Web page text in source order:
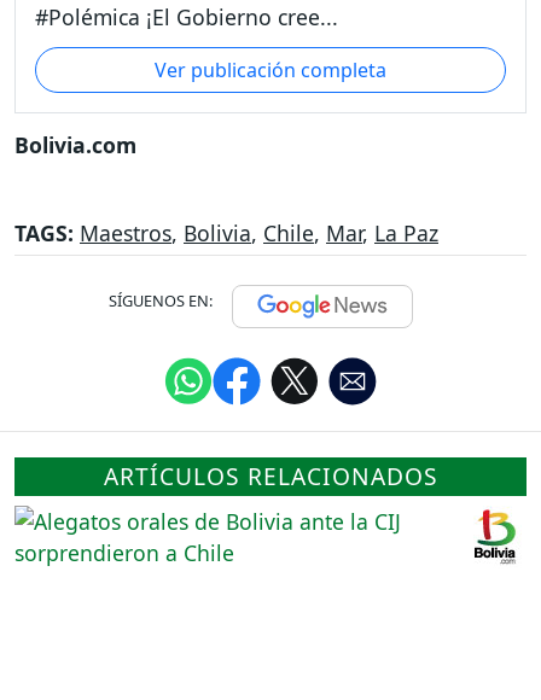
#Polémica ¡El Gobierno cree...
Ver publicación completa
Bolivia.com
TAGS: Maestros, Bolivia, Chile, Mar, La Paz
SÍGUENOS EN:
ARTÍCULOS RELACIONADOS